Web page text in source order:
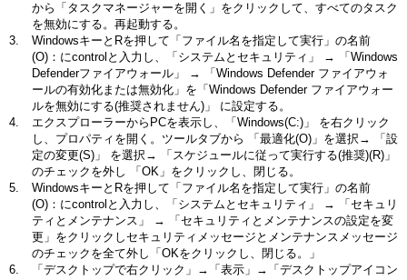
から「タスクマネージャーを開く」をクリックして、すべてのタスク
を無効にする。再起動する。
WindowsキーとRを押して「ファイル名を指定して実行」の名前
(O)：にcontrolと入力し、「システムとセキュリティ」 → 「Windows
Defenderファイアウォール」 → 「Windows Defender ファイアウォ
ールの有効化または無効化」を「Windows Defender ファイアウォー
ルを無効にする(推奨されません)」 に設定する。
エクスプローラーからPCを表示し、「Windows(C:)」 を右クリック
し、プロパティを開く。ツールタブから 「最適化(O)」を選択→ 「設
定の変更(S)」 を選択→ 「スケジュールに従って実行する(推奨)(R)」
のチェックを外し 「OK」をクリックし、閉じる。
WindowsキーとRを押して「ファイル名を指定して実行」の名前
(O)：にcontrolと入力し、「システムとセキュリティ」 → 「セキュリ
ティとメンテナンス」 → 「セキュリティとメンテナンスの設定を変
更」をクリックしセキュリティメッセージとメンテナンスメッセージ
のチェックを全て外し「OKをクリックし、閉じる。」
「デスクトップで右クリック」→「表示」→「デスクトップアイコン